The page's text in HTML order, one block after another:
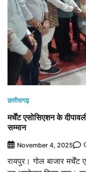
छत्तीसगढ़
मर्चेंट एसोसिएशन के
सम्मान
November 4, 2025
रायपुर। गोल बाजार मर्चेंट